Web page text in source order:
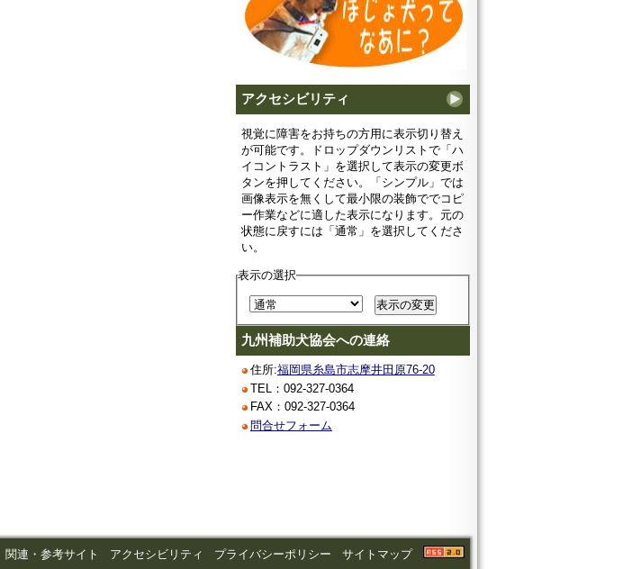
アクセシビリティ
視覚に障害をお持ちの方用に表示切り替え
が可能です。ドロップダウンリストで「ハ
イコントラスト」を選択して表示の変更ボ
タンを押してください。「シンプル」では
画像表示を無くして最小限の装飾ででコピ
ー作業などに適した表示になります。元の
状態に戻すには「通常」を選択してくださ
い。
表示の選択
九州補助犬協会への連絡
住所:福岡県糸島市志摩井田原76-20
TEL：092-327-0364
FAX：092-327-0364
問合せフォーム
関連・参考サイト アクセシビリティ プライバシーポリシー サイトマップ